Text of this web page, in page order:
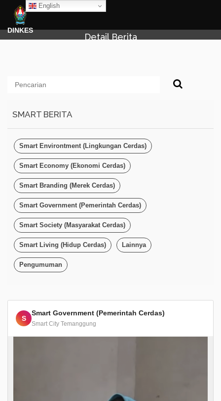
English
DINKES
Detail Berita
SMART BERITA
Smart Environtment (Lingkungan Cerdas)
Smart Economy (Ekonomi Cerdas)
Smart Branding (Merek Cerdas)
Smart Government (Pemerintah Cerdas)
Smart Society (Masyarakat Cerdas)
Smart Living (Hidup Cerdas) Lainnya
Pengumuman
S
Smart Government (Pemerintah Cerdas)
Smart City Temanggung